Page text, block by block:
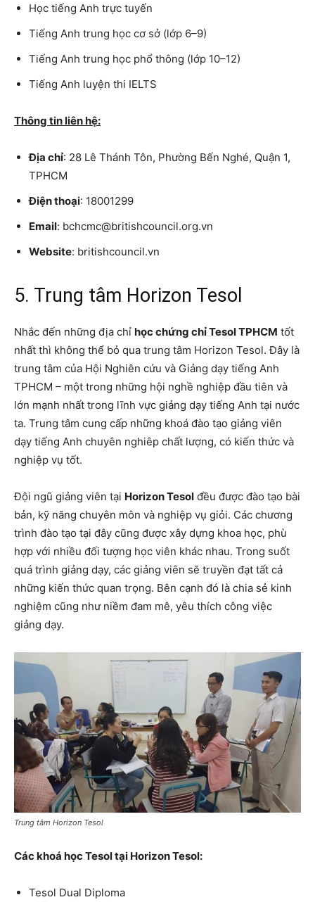
Học tiếng Anh trực tuyến
Tiếng Anh trung học cơ sở (lớp 6–9)
Tiếng Anh trung học phổ thông (lớp 10–12)
Tiếng Anh luyện thi IELTS
Thông tin liên hệ:
Địa chỉ: 28 Lê Thánh Tôn, Phường Bến Nghé, Quận 1,
TPHCM
Điện thoại: 18001299
Email: bchcmc@britishcouncil.org.vn
Website: britishcouncil.vn
5. Trung tâm Horizon Tesol
Nhắc đến những địa chỉ học chứng chỉ Tesol TPHCM tốt
nhất thì không thể bỏ qua trung tâm Horizon Tesol. Đây là
trung tâm của Hội Nghiên cứu và Giảng dạy tiếng Anh
TPHCM – một trong những hội nghề nghiệp đầu tiên và
lớn mạnh nhất trong lĩnh vực giảng dạy tiếng Anh tại nước
ta. Trung tâm cung cấp những khoá đào tạo giảng viên
dạy tiếng Anh chuyên nghiêp chất lượng, có kiến thức và
nghiệp vụ tốt.
Đội ngũ giảng viên tại Horizon Tesol đều được đào tạo bài
bản, kỹ năng chuyên môn và nghiệp vụ giỏi. Các chương
trình đào tạo tại đây cũng được xây dựng khoa học, phù
hợp với nhiều đối tượng học viên khác nhau. Trong suốt
quá trình giảng dạy, các giảng viên sẽ truyền đạt tất cả
những kiến thức quan trọng. Bên cạnh đó là chia sẻ kinh
nghiệm cũng như niềm đam mê, yêu thích công việc
giảng dạy.
Trung tâm Horizon Tesol
Các khoá học Tesol tại Horizon Tesol:
Tesol Dual Diploma